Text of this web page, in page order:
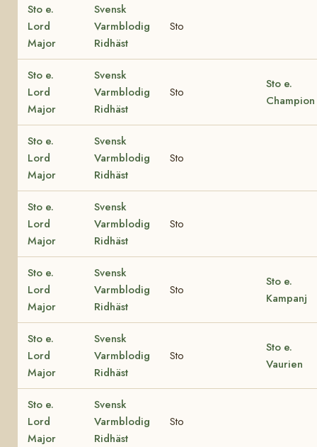
Sto e.
Lord
Major
Svensk
Varmblodig
Ridhäst
Sto
Sto e.
Lord
Major
Svensk
Varmblodig
Ridhäst
Sto
Sto e.
Champion
Sto e.
Lord
Major
Svensk
Varmblodig
Ridhäst
Sto
Sto e.
Lord
Major
Svensk
Varmblodig
Ridhäst
Sto
Sto e.
Lord
Major
Svensk
Varmblodig
Ridhäst
Sto
Sto e.
Kampanj
Sto e.
Lord
Major
Svensk
Varmblodig
Ridhäst
Sto
Sto e.
Vaurien
Sto e.
Lord
Major
Svensk
Varmblodig
Ridhäst
Sto